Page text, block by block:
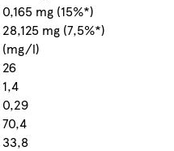
0,165 mg (15%*)
28,125 mg (7,5%*)
(mg/l)
26
1,4
0,29
70,4
33,8